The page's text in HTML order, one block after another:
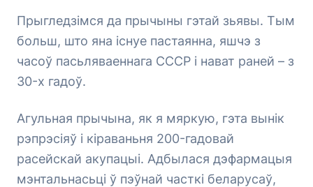
Прыгледзімся да прычыны гэтай зьявы. Тым
больш, што яна існуе пастаянна, яшчэ з
часоў пасьляваеннага СССР і нават раней – з
30-х гадоў.
Агульная прычына, як я мяркую, гэта вынік
рэпрэсіяў і кіраваньня 200-гадовай
расейскай акупацыі. Адбылася дэфармацыя
мэнтальнасьці ў пэўнай часткі беларусаў,